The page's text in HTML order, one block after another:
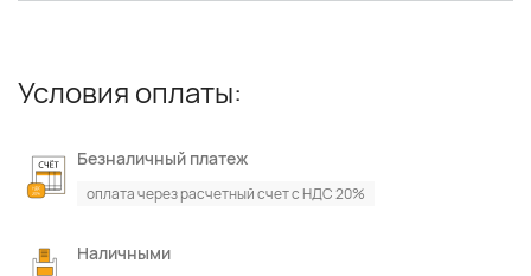
Условия оплаты:
Безналичный платеж
оплата через расчетный счет с НДС 20%
Наличными